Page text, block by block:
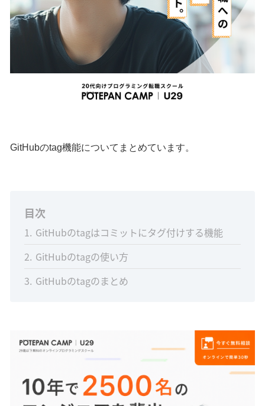
GitHubのtag機能についてまとめています。
目次
1 GitHubのtagはコミットにタグ付けする機能
2 GitHubのtagの使い方
3 GitHubのtagのまとめ